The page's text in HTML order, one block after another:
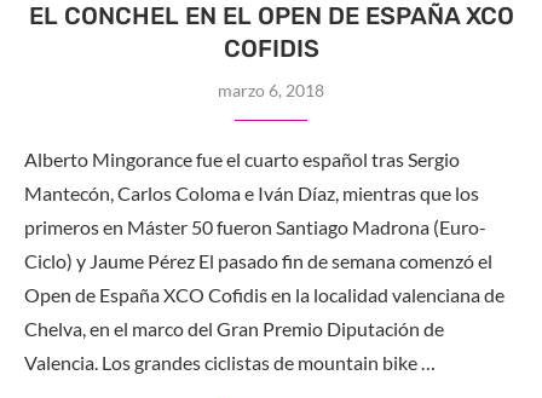
EL CONCHEL EN EL OPEN DE ESPAÑA XCO
COFIDIS
marzo 6, 2018
Alberto Mingorance fue el cuarto español tras Sergio
Mantecón, Carlos Coloma e Iván Díaz, mientras que los
primeros en Máster 50 fueron Santiago Madrona (Euro-
Ciclo) y Jaume Pérez El pasado fin de semana comenzó el
Open de España XCO Cofidis en la localidad valenciana de
Chelva, en el marco del Gran Premio Diputación de
Valencia. Los grandes ciclistas de mountain bike …